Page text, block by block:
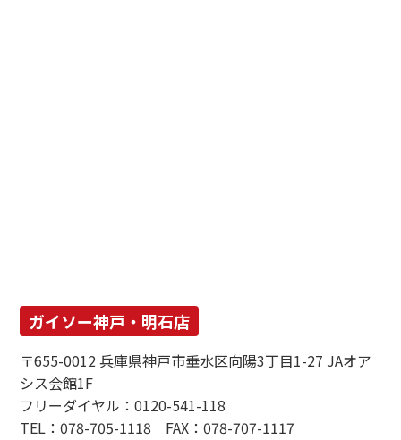
ガイソー神戸・明石店
〒655-0012 兵庫県神戸市垂水区向陽3丁目1-27 JAオア
シス会館1F
フリーダイヤル：0120-541-118
TEL：078-705-1118 FAX：078-707-1117